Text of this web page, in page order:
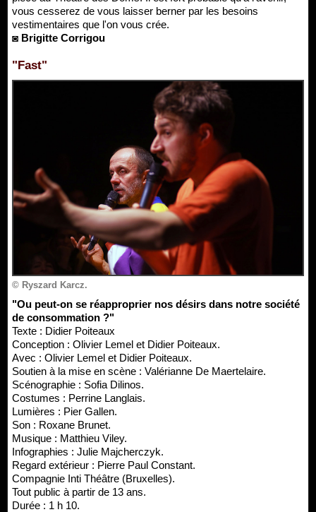
vous cesserez de vous laisser berner par les besoins
vestimentaires que l'on vous crée.
◙ Brigitte Corrigou
"Fast"
© Ryszard Karcz.
"Ou peut-on se réapproprier nos désirs dans notre société
de consommation ?"
Texte : Didier Poiteaux
Conception : Olivier Lemel et Didier Poiteaux.
Avec : Olivier Lemel et Didier Poiteaux.
Soutien à la mise en scène : Valérianne De Maertelaire.
Scénographie : Sofia Dilinos.
Costumes : Perrine Langlais.
Lumières : Pier Gallen.
Son : Roxane Brunet.
Musique : Matthieu Viley.
Infographies : Julie Majcherczyk.
Regard extérieur : Pierre Paul Constant.
Compagnie Inti Théâtre (Bruxelles).
Tout public à partir de 13 ans.
Durée : 1 h 10.